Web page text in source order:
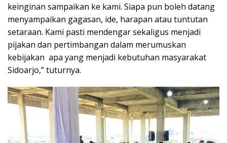
keinginan sampaikan ke kami. Siapa pun boleh datang
menyampaikan gagasan, ide, harapan atau tuntutan
setaraan. Kami pasti mendengar sekaligus menjadi
pijakan dan pertimbangan dalam merumuskan
kebijakan apa yang menjadi kebutuhan masyarakat
Sidoarjo,” tuturnya.